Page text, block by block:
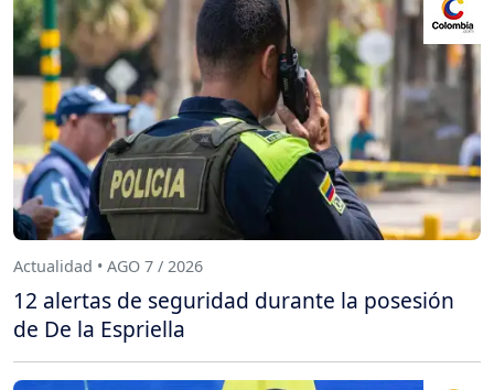
Actualidad • AGO 7 / 2026
12 alertas de seguridad durante la posesión
de De la Espriella